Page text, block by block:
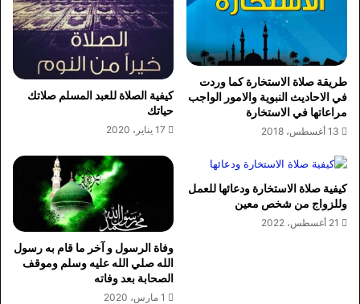
طريقة صلاة الاستخارة كما وردت
في الاحاديث النبوية والامور الواجب
مراعاتها في الاستخارة
13 أغسطس، 2018
كيفية الصلاة للعبد المسلم صلاتك
حياتك
17 يناير، 2020
كيفية صلاة الاستخارة ودعائها للعمل
وللزواج من شخص معين
21 أغسطس، 2022
وفاة الرسول و آخر ما قام به رسول
الله صلي الله عليه وسلم وموقف
الصحابة بعد وفاته
1 مارس، 2020